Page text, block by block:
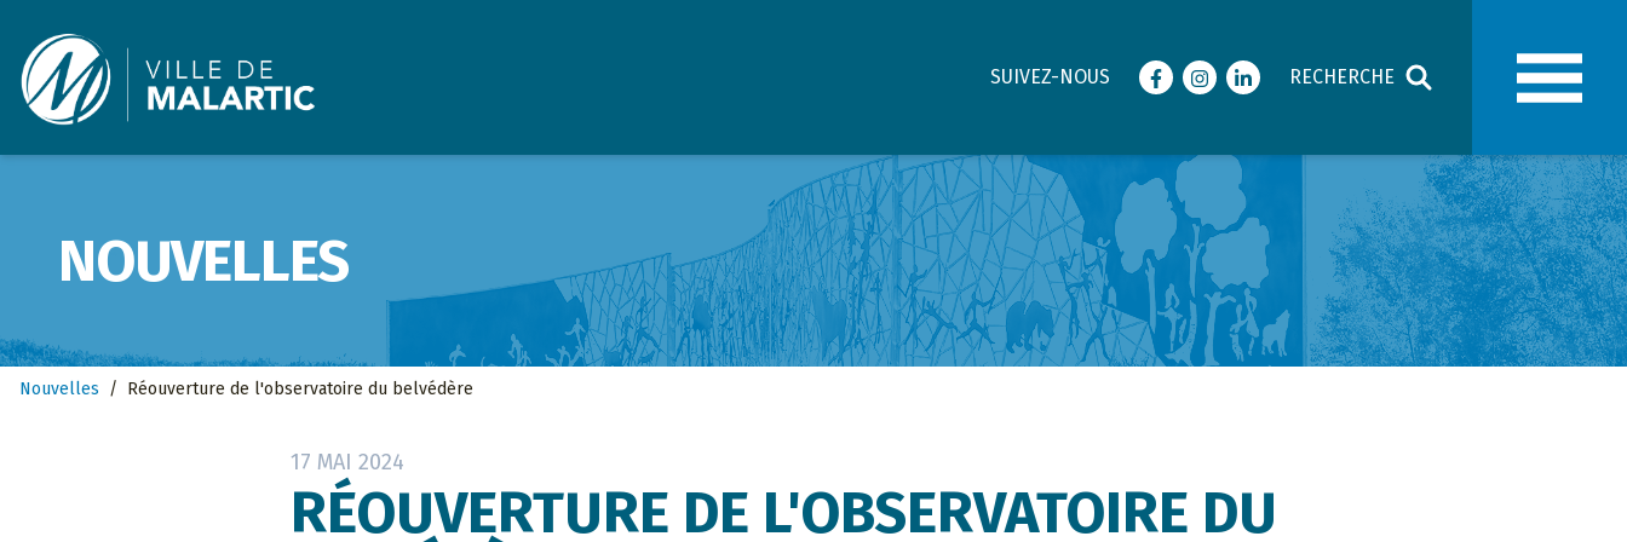
Ville de Malartic
SUIVEZ-NOUS
FacebookInstagramLinkedInRECHERCHE
NOUVELLES
Nouvelles / Réouverture de l'observatoire du belvédère
17 MAI 2024
RÉOUVERTURE DE L'OBSERVATOIRE DU